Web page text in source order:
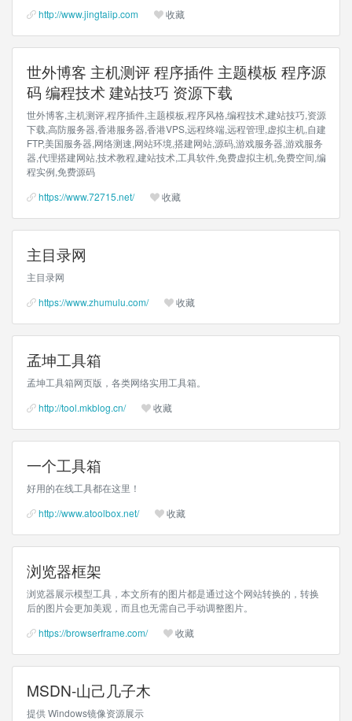
http://www.jingtaiip.com 收藏
世外博客 主机测评 程序插件 主题模板 程序源
码 编程技术 建站技巧 资源下载
世外博客,主机测评,程序插件,主题模板,程序风格,编程技术,建站技巧,资源
下载,高防服务器,香港服务器,香港VPS,远程终端,远程管理,虚拟主机,自建
FTP,美国服务器,网络测速,网站环境,搭建网站,源码,游戏服务器,游戏服务
器,代理搭建网站,技术教程,建站技术,工具软件,免费虚拟主机,免费空间,编
程实例,免费源码
https://www.72715.net/
收藏
主目录网
主目录网
https://www.zhumulu.com/
收藏
孟坤工具箱
孟坤工具箱网页版，各类网络实用工具箱。
http://tool.mkblog.cn/
收藏
一个工具箱
好用的在线工具都在这里！
http://www.atoolbox.net/
收藏
浏览器框架
浏览器展示模型工具，本文所有的图片都是通过这个网站转换的，转换
后的图片会更加美观，而且也无需自己手动调整图片。
https://browserframe.com/
收藏
MSDN-山己几子木
提供 Windows镜像资源展示